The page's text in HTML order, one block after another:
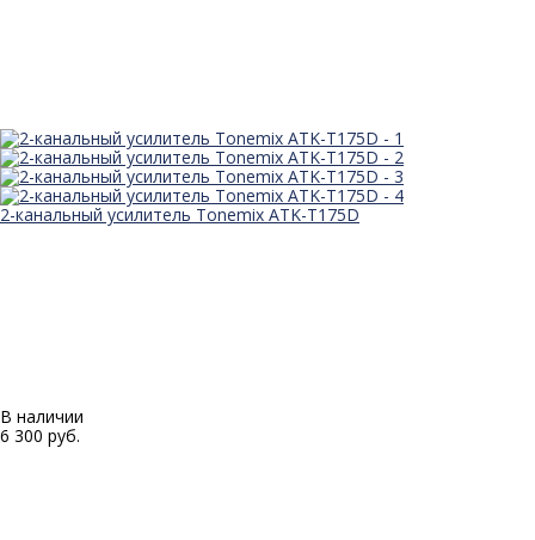
2-канальный усилитель Tonemix ATK-T175D
В наличии
6 300 руб.